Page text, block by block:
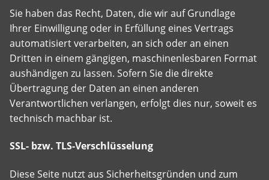
Sie haben das Recht, Daten, die wir auf Grundlage
Ihrer Einwilligung oder in Erfüllung eines Vertrags
automatisiert verarbeiten, an sich oder an einen
Dritten in einem gängigen, maschinenlesbaren Format
aushändigen zu lassen. Sofern Sie die direkte
Übertragung der Daten an einen anderen
Verantwortlichen verlangen, erfolgt dies nur, soweit es
technisch machbar ist.
SSL- bzw. TLS-Verschlüsselung
Diese Seite nutzt aus Sicherheitsgründen und zum